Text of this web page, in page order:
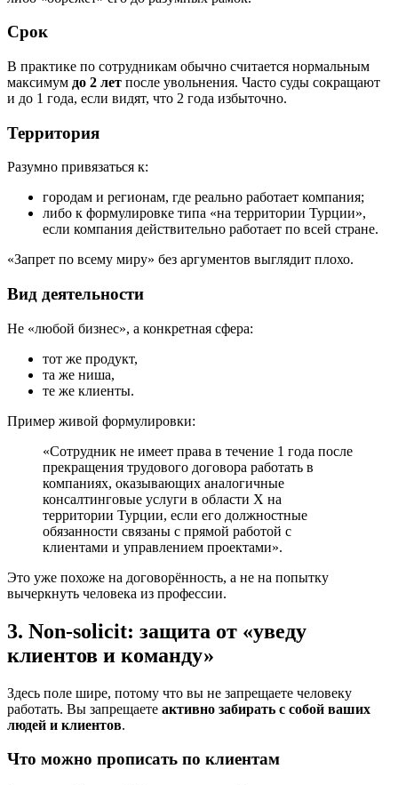
Срок
В практике по сотрудникам обычно считается нормальным
максимум до 2 лет после увольнения. Часто суды сокращают
и до 1 года, если видят, что 2 года избыточно.
Территория
Разумно привязаться к:
городам и регионам, где реально работает компания;
либо к формулировке типа «на территории Турции»,
если компания действительно работает по всей стране.
«Запрет по всему миру» без аргументов выглядит плохо.
Вид деятельности
Не «любой бизнес», а конкретная сфера:
тот же продукт,
та же ниша,
те же клиенты.
Пример живой формулировки:
«Сотрудник не имеет права в течение 1 года после
прекращения трудового договора работать в
компаниях, оказывающих аналогичные
консалтинговые услуги в области X на
территории Турции, если его должностные
обязанности связаны с прямой работой с
клиентами и управлением проектами».
Это уже похоже на договорённость, а не на попытку
вычеркнуть человека из профессии.
3. Non-solicit: защита от «уведу
клиентов и команду»
Здесь поле шире, потому что вы не запрещаете человеку
работать. Вы запрещаете активно забирать с собой ваших
людей и клиентов.
Что можно прописать по клиентам